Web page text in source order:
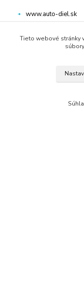
www.auto-diel.sk
www.auto-
www.moto-diel.sk
www.profi-dielna.sk
www.stavebnictvo-
www.maxiobchod-
www.firemne-
Tieto webové stránky